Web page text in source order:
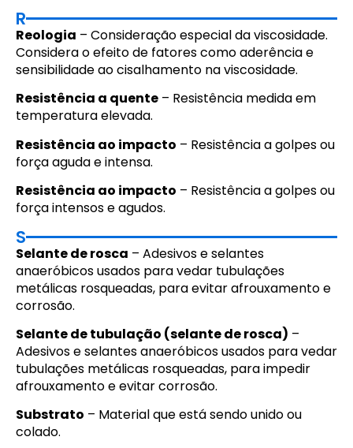
R
Reologia – Consideração especial da viscosidade.
Considera o efeito de fatores como aderência e
sensibilidade ao cisalhamento na viscosidade.
Resistência a quente – Resistência medida em
temperatura elevada.
Resistência ao impacto – Resistência a golpes ou
força aguda e intensa.
Resistência ao impacto – Resistência a golpes ou
força intensos e agudos.
S
Selante de rosca – Adesivos e selantes
anaeróbicos usados para vedar tubulações
metálicas rosqueadas, para evitar afrouxamento e
corrosão.
Selante de tubulação (selante de rosca) –
Adesivos e selantes anaeróbicos usados para vedar
tubulações metálicas rosqueadas, para impedir
afrouxamento e evitar corrosão.
Substrato – Material que está sendo unido ou
colado.